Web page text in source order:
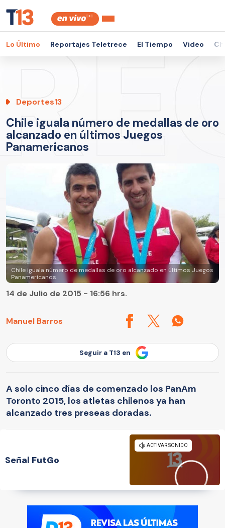
Lo Último Reportajes Teletrece El Tiempo Video
Deportes13
Chile iguala número de medallas de oro
alcanzado en últimos Juegos
Panamericanos
Chile iguala número de medallas de oro alcanzado en últimos Juegos
Panamericanos
Manuel Barros
14 de Julio de 2015 - 16:56 hrs.
Seguir a T13 en
A solo cinco días de comenzado los PanAm
Toronto 2015, los atletas chilenos ya han
alcanzado tres preseas doradas.
Señal FutGo